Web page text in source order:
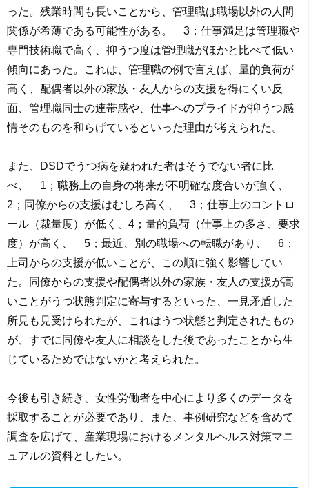
った。残業時間も長いことから、管理職は職場以外の人間
関係が希薄である可能性がある。 3；仕事満足は管理職や
専門技術職で高く、抑うつ度は管理職がほかと比べて低い
傾向にあった。これは、管理職の例で言えば、量的負荷が
高く、配偶者以外の家族・友人からの支援を得にくい反
面、管理職同士の連帯感や、仕事へのプライドが抑うつ感
情そのものを和らげているといった理由が考えられた。
また、DSDでうつ病を疑われた者はそうでない者に比
べ、 1；職務上の自身の将来が不明確な度合いが強く、
2；同僚からの支援はむしろ高く、 3；仕事上のコントロ
ール（裁量度）が低く、4；量的負荷（仕事上の多さ、要求
度）が高く、 5；最近、別の職場への転職があり、 6；
上司からの支援が低いことが、この順に強く影響してい
た。同僚からの支援や配偶者以外の家族・友人の支援が高
いことがうつ状態判定に寄与するといった、一見矛盾した
所見も見受けられたが、これはうつ状態と判定されたもの
が、すでに同僚や友人に相談をした後であったことから生
じているためではないかと考えられた。
今後も引き続き、女性労働者を中心により多くのデータを
採取することが必要であり、また、事例研究などを含めて
調査を広げて、産業現場におけるメンタルヘルス対策マニ
ュアルの資料としたい。